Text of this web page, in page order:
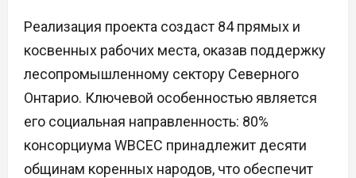
Реализация проекта создаст 84 прямых и
косвенных рабочих места, оказав поддержку
лесопромышленному сектору Северного
Онтарио. Ключевой особенностью является
его социальная направленность: 80%
консорциума WBCEC принадлежит десяти
общинам коренных народов, что обеспечит